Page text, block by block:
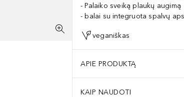
Palaiko sveiką plaukų augimą
balai su integruota spalvų
veganiškas
APIE PRODUKTĄ
KAIP NAUDOTI